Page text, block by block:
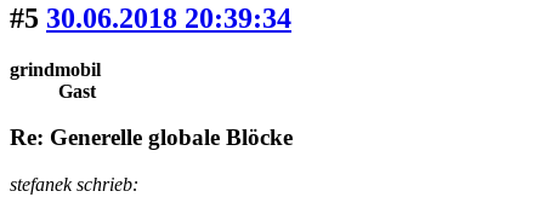
#5 30.06.2018 20:39:34
grindmobil
Gast
Re: Generelle globale Blöcke
stefanek schrieb: